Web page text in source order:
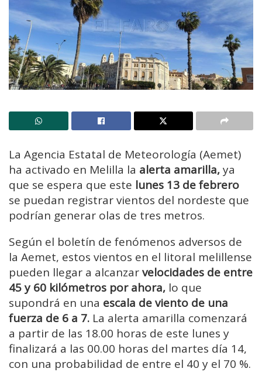
La Agencia Estatal de Meteorología (Aemet)
ha activado en Melilla la alerta amarilla,ya
que se espera que este lunes 13 de febrero
se puedan registrar vientos del nordeste que
podrían generar olas de tres metros.
Según el boletín de fenómenos adversos de
la Aemet, estos vientos en el litoral melillense
pueden llegar a alcanzarvelocidades de entre
45 y 60 kilómetros por ahora, lo que
supondrá en una escala de viento de una
fuerza de 6 a 7. La alerta amarilla comenzará
a partir de las 18.00 horas de este lunes y
finalizará a las 00.00 horas del martes día 14,
con una probabilidad de entre el 40 y el 70 %.